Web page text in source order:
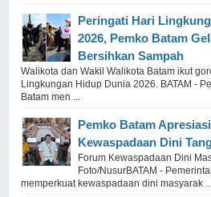
Peringati Hari
2026, Pemko Batam
Bersihkan Sampah
Walikota dan Wakil Walikota Batam ikut
Lingkungan Hidup Dunia 2026. BATAM -
Batam men ...
Pemko Batam
Kewaspadaan Dini
Forum Kewaspadaan Dini
Foto/NusurBATAM -
memperkuat kewaspadaan dini masyarak